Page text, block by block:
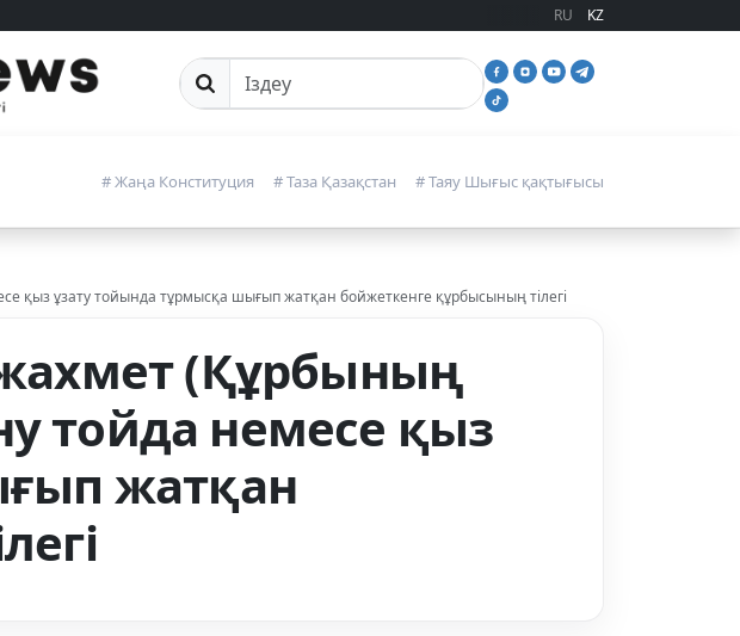
RU KZ
Сайттан іздеу
# Жаңа Конституция # Таза Қазақстан # Таяу Шығыс қақтығысы
қыз ұзату тойында тұрмысқа шығып жатқан бойжеткенге құрбысының тілегі
(Құрбының
тойда немесе қыз
жатқан